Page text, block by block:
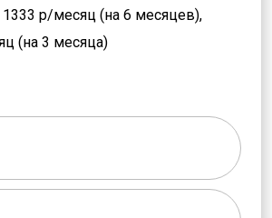
1333 р/месяц (на 6 месяцев),
(на 3 месяца)